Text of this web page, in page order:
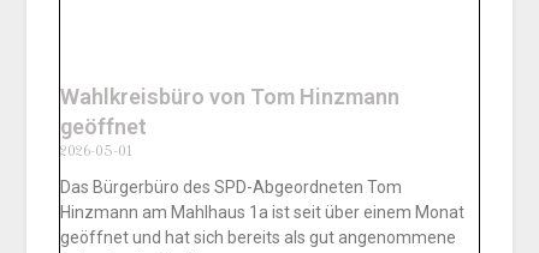
Wahlkreisbüro von Tom Hinzmann
geöffnet
2026-05-01
Das Bürgerbüro des SPD-Abgeordneten Tom
Hinzmann am Mahlhaus 1a ist seit über einem Monat
geöffnet und hat sich bereits als gut angenommene